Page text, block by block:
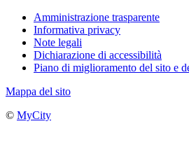
Amministrazione trasparente
Informativa privacy
Note legali
Dichiarazione di accessibilità
Piano di miglioramento del sito e
Mappa del sito
© MyCity